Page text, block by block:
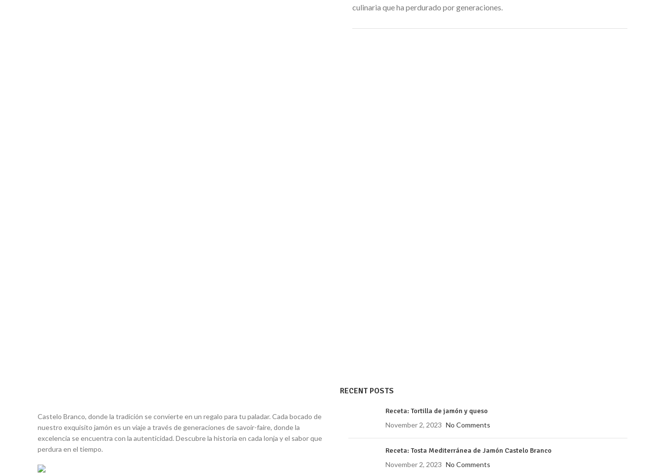
culinaria que ha perdurado por generaciones.
Castelo Branco, donde la tradición se convierte en un regalo para tu paladar. Cada bocado de
nuestro exquisito jamón es un viaje a través de generaciones de savoir-faire, donde la
excelencia se encuentra con la autenticidad. Descubre la historia en cada lonja y el sabor que
perdura en el tiempo.
RECENT POSTS
Receta: Tortilla de jamón y queso
November 2, 2023 No Comments
Receta: Tosta Mediterránea de Jamón Castelo Branco
November 2, 2023 No Comments